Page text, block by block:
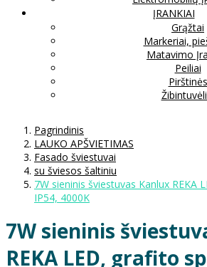
ĮRANKIAI
Grąžtai
Markeriai,
Matavimo
Peiliai
Pirštinės
Pagrindinis
LAUKO APŠVIETIMAS
Fasado šviestuvai
su šviesos šaltiniu
7W sieninis šviestuvas Kanlux REKA
IP54, 4000K
7W sieninis
REKA LED, grafito